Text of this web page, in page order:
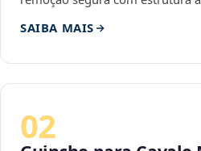
SAIBA MAIS
02